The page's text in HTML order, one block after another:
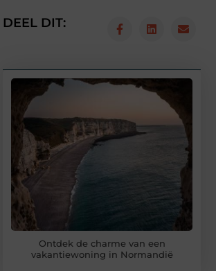
DEEL DIT:
Ontdek de charme van een
vakantiewoning in Normandië